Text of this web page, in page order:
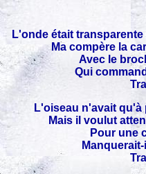
L'onde était
Ma compère la
Avec le
Qui
L'oiseau n'avait
Mais il voulut
Pour une